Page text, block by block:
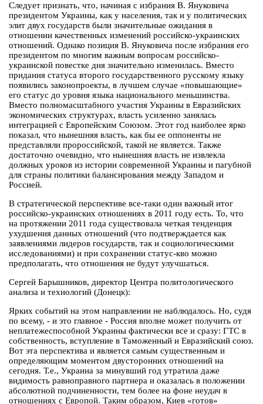
Следует признать, что, начиная с избрания В. Януковича
президентом Украины, как у населения, так и у политических
элит двух государств были значительные ожидания в
отношении качественных изменений российско-украинских
отношений. Однако позиция В. Януковича поcле избрания его
президентом по многим важным вопросам российско-
украинской повестке дня значительно изменилась. Вместо
придания статуса второго государственного русскому языку
появились законопроекты, в лучшем случае «повышающие»
его статус до уровня языка национального меньшинства.
Вместо полномасштабного участия Украины в Евразийских
экономических структурах, власть усиленно занялась
интеграцией с Европейским Союзом. Этот год наиболее ярко
показал, что нынешняя власть, как бы ее оппоненты не
представляли пророссийской, такой не является. Также
достаточно очевидно, что нынешняя власть не извлекла
должных уроков из истории современной Украины и пагубной
для страны политики балансирования между Западом и
Россией.
В стратегической перспективе все-таки один важный итог
российско-украинских отношениях в 2011 году есть. То, что
на протяжении 2011 года существовала четкая тенденция
ухудшения данных отношений (что подтверждается как
заявлениями лидеров государств, так и социологическими
исследованиями) и при сохранении статус-кво можно
предполагать, что отношения не будут улучшаться.
Сергей Барышников, директор Центра политологического
анализа и технологий (Донецк):
Ярких событий на этом направлении не наблюдалось. Но, судя
по всему, - и это главное - Россия вполне может получить от
неплатежеспособной Украины фактически все и сразу: ГТС в
собственность, вступление в Таможенный и Евразийский союз.
Вот эта перспектива и является самым существенным и
определяющим моментом двусторонних отношений на
сегодня. Т.е., Украина за минувший год утратила даже
видимость равноправного партнера и оказалась в положении
абсолютной подчиненности, тем более на фоне неудач в
отношениях с Европой. Таким образом, Киев «готов»